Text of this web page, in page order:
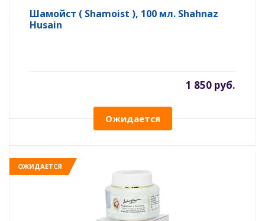
Шамойст ( Shamoist ), 100 мл. Shahnaz
Husain
1 850 руб.
Ожидается
ОЖИДАЕТСЯ